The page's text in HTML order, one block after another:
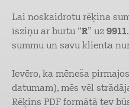
Lai noskaidrotu rēķina
īsziņu ar burtu “R” uz 9911
summu un savu klienta
Ievēro, ka mēneša
datumam), mēs vēl
Rēķins PDF formātā tev